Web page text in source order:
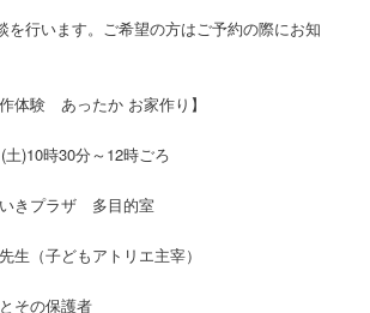
を行います。ご希望の方はご予約の際にお知
体験 あったか お家作り】
)10時30分～12時ごろ
きプラザ 多目的室
（子どもアトリエ主宰）
その保護者